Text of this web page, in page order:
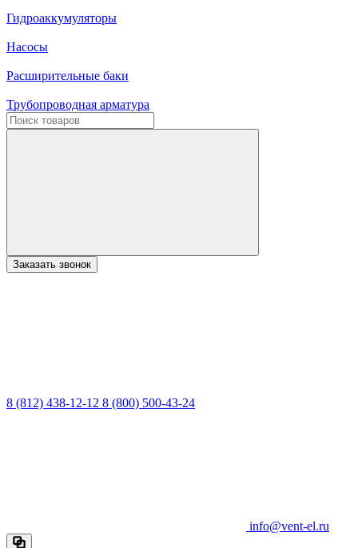
Гидроаккумуляторы
Насосы
Расширительные баки
Трубопроводная арматура
Заказать звонок
8 (812) 438-12-12 8 (800) 500-43-24
info@vent-el.ru